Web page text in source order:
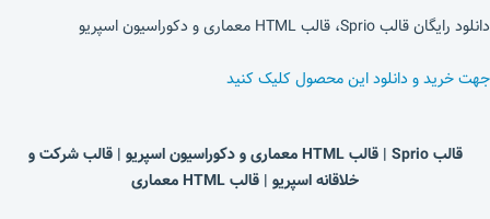
دانلود رایگان قالب Sprio، قالب HTML معماری و دکوراسیون اسپریو
جهت خرید و دانلود این محصول کلیک کنید
قالب Sprio | قالب HTML معماری و دکوراسیون اسپریو | قالب شرکت و
خلاقانه اسپریو | قالب HTML معماری